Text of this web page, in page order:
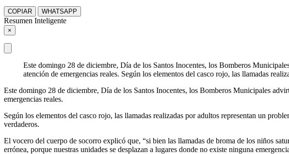
COPIAR WHATSAPP
Resumen Inteligente
×
Este domingo 28 de diciembre, Día de los Santos Inocentes, los Bomberos
atención de emergencias reales. Según los elementos del casco rojo, las llamadas
Este domingo 28 de diciembre, Día de los Santos Inocentes, los Bomberos Municipales
emergencias reales.
Según los elementos del casco rojo, las llamadas realizadas por adultos representan un
verdaderos.
El vocero del cuerpo de socorro explicó que, “si bien las llamadas de broma de los niños
errónea, porque nuestras unidades se desplazan a lugares donde no existe ninguna